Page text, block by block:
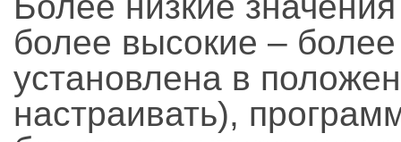
более высокие –
установлена в
настраивать),